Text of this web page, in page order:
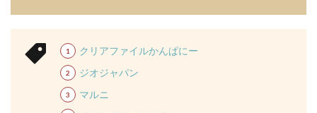
クリアファイルかんぱにー
ジオジャパン
マルニ